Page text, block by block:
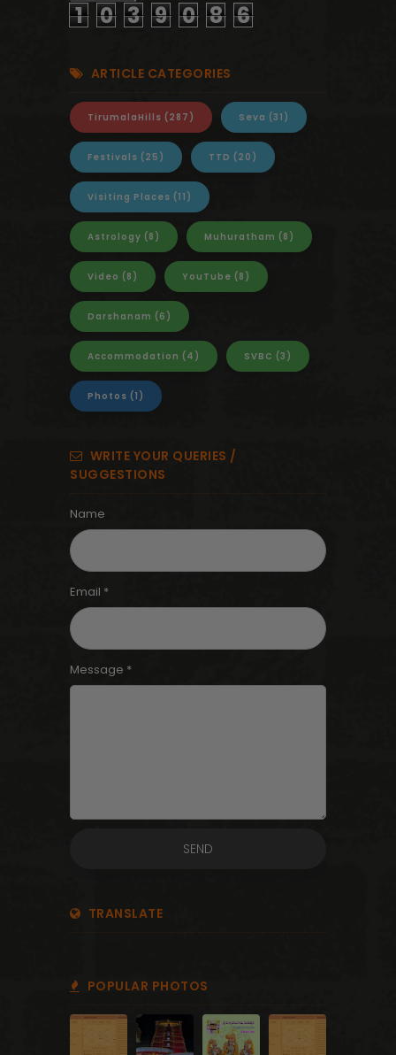
1 0 3 9 0 8 6
ARTICLE CATEGORIES
TirumalaHills (287) Seva (31)
Festivals (25) TTD (20)
Visiting Places (11)
Astrology (8) Muhuratham (8)
Video (8) YouTube (8)
Darshanam (6)
Accommodation (4) SVBC (3)
Photos (1)
WRITE YOUR QUERIES /
SUGGESTIONS
Name
Email *
Message *
TRANSLATE
POPULAR PHOTOS